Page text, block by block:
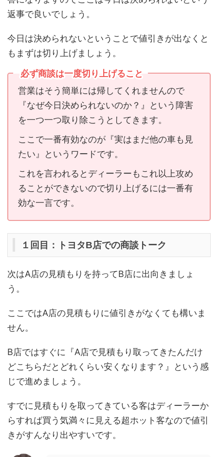
返事で良いでしょう。
今日は決められないということで値引きが出なくと
もまずは切り上げましょう。
必ず商談は一度切り上げること
営業はそう簡単には帰してくれませんので
『なぜ今日決められないのか？』という障害
を一つ一つ取り除こうとしてきます。
ここで一番有効なのが『実はまだ他の車も見
たい』というワードです。
これを言われるとディーラーもこれ以上攻め
ることができないので切り上げるには一番有
効な一言です。
１回目：トヨタB店での商談トーク
次はA店の見積もりを持ってB店に出向きましょ
う。
ここではA店の見積もりに値引きがなくても構いま
せん。
B店ではすぐに『A店で見積もり取ってきたんだけ
どこちらだとどれくらい安くなります？』という感
じで進めましょう。
すでに見積もりを取ってきている客はディーラーか
らすれば買う気満々に見える超ホット客なので値引
きがすんなり出やすいです。